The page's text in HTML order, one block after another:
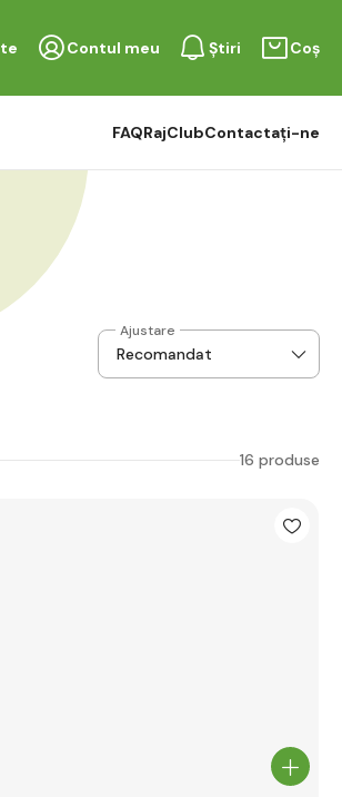
Contul meu Știri Coș
FAQRajClubContactați-ne
Ajustare
16 produse